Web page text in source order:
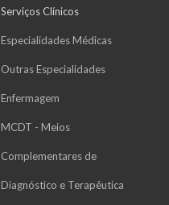
Serviços Clínicos
Especialidades Médicas
Outras Especialidades
Enfermagem
MCDT - Meios
Complementares de
Diagnóstico e Terapêutica